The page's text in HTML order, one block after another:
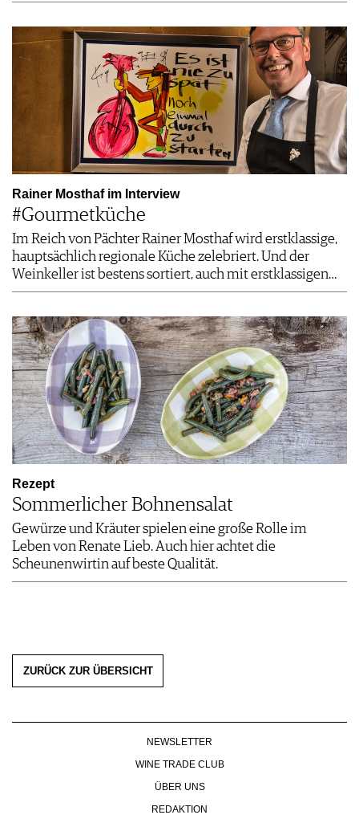
Rainer Mosthaf im Interview
#Gourmetküche
Im Reich von Pächter Rainer Mosthaf wird erstklassige,
hauptsächlich regionale Küche zelebriert. Und der
Weinkeller ist bestens sortiert, auch mit erstklassigen…
Rezept
Sommerlicher Bohnensalat
Gewürze und Kräuter spielen eine große Rolle im
Leben von Renate Lieb. Auch hier achtet die
Scheunenwirtin auf beste Qualität.
ZURÜCK ZUR ÜBERSICHT
NEWSLETTER
WINE TRADE CLUB
ÜBER UNS
REDAKTION